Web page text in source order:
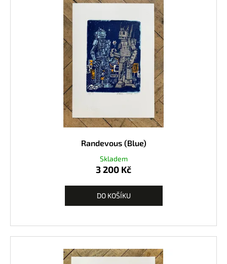
Randevous (Blue)
Skladem
3 200 Kč
DO KOŠÍKU